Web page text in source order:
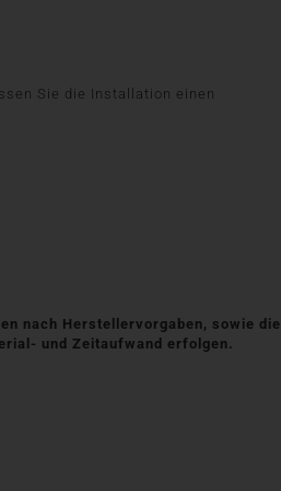
Sie die Installation einen
nach Herstellervorgaben, sowie die
und Zeitaufwand erfolgen.